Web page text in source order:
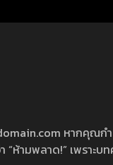
หากคุณก
“ห้ามพลาด!” เพราะ